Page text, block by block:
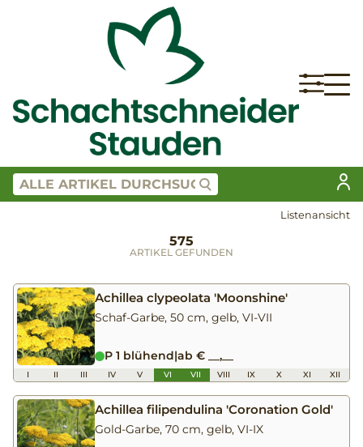
Listenansicht
575
ARTIKEL GEFUNDEN
Achillea clypeolata 'Moonshine'
Schaf-Garbe, 50 cm, gelb, VI-VII
P 1 blühend|ab € __,__
I II III IV V VI VII VIII IX X XI XII
Achillea filipendulina 'Coronation Gold'
Gold-Garbe, 70 cm, gelb, VI-IX